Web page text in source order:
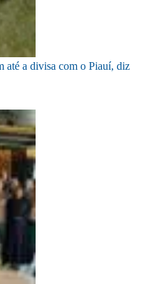
até a divisa com o Piauí, diz